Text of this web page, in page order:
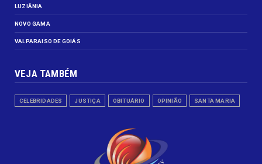
LUZIÂNIA
NOVO GAMA
VALPARAISO DE GOIÁS
VEJA TAMBÉM
CELEBRIDADES JUSTIÇA OBITUÁRIO OPINIÃO SANTA MARIA